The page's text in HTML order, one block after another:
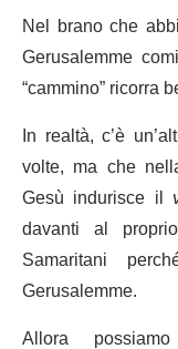
Nel brano che
Gerusalemme
“cammino” ricorra
In realtà, c’è
volte, ma che
Gesù indurisce il
davanti al proprio
Samaritani
Gerusalemme.
Allora